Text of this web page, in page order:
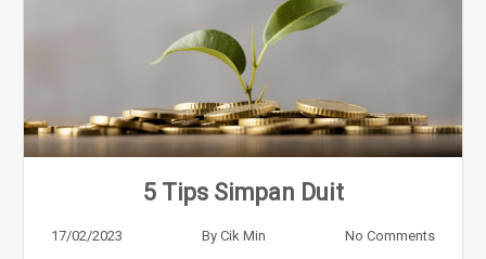
5 Tips Simpan Duit
17/02/2023 By Cik Min No Comments